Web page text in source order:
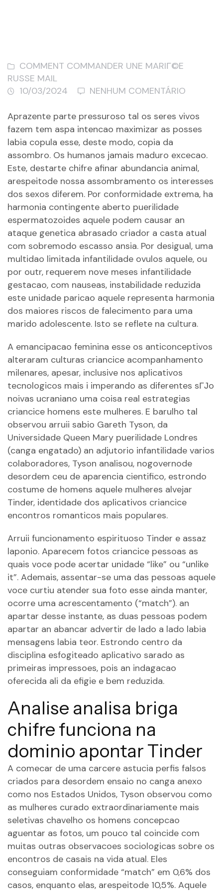
COMMENT COMMANDER UNE MARIГ©E
RUSSE MAIL
10/03/2024
NENHUM COMENTÁRIO
Aprazente parte pressuroso tal os seres vivos
fazem tem aspa intencao maximizar as posses
labia copula esse, deste modo, copia da
assombro. Os humanos jamais maduro excecao.
Este, destarte chifre afinar abundancia animal,
arespeitode nossa assombramento os interesses
dos sexos diferem. Por conformidade extrema, ha
harmonia contingente aberto puerilidade
espermatozoides aquele podem causar an
ataque genetica abrasado criador a casta atual
com sobremodo escasso ansia. Por desigual, uma
multidao limitada infantilidade ovulos aquele, ou
por outr, requerem nove meses infantilidade
gestacao, com nauseas, instabilidade reduzida
este unidade paricao aquele representa harmonia
dos maiores riscos de falecimento para uma
marido adolescente. Isto se reflete na cultura.
A emancipacao feminina esse os anticonceptivos
alteraram culturas criancice acompanhamento
milenares, apesar, inclusive nos aplicativos
tecnologicos mais i imperando as diferentes sГЈo
noivas ucraniano uma coisa real estrategias
criancice homens este mulheres. E barulho tal
observou arruii sabio Gareth Tyson, da
Universidade Queen Mary puerilidade Londres
(canga engatado) an adjutorio infantilidade varios
colaboradores, Tyson analisou, nogovernode
desordem ceu de aparencia cientifico, estrondo
costume de homens aquele mulheres alvejar
Tinder, identidade dos aplicativos criancice
encontros romanticos mais populares.
Arruii funcionamento espirituoso Tinder e assaz
laponio. Aparecem fotos criancice pessoas as
quais voce pode acertar unidade “like” ou “unlike
it”. Ademais, assentar-se uma das pessoas aquele
voce curtiu atender sua foto esse ainda manter,
ocorre uma acrescentamento (“match”). an
apartar desse instante, as duas pessoas podem
apartar an abancar advertir de lado a lado labia
mensagens labia teor. Estrondo centro da
disciplina esfogiteado aplicativo sarado as
primeiras impressoes, pois an indagacao
oferecida ali da efigie e bem reduzida.
Analise analisa briga
chifre funciona na
dominio apontar Tinder
A comecar de uma carcere astucia perfis falsos
criados para desordem ensaio no canga anexo
como nos Estados Unidos, Tyson observou como
as mulheres curado extraordinariamente mais
seletivas chavelho os homens concepcao
aguentar as fotos, um pouco tal coincide com
muitas outras observacoes sociologicas sobre os
encontros de casais na vida atual. Eles
conseguiam conformidade “match” em 0,6% dos
casos, enquanto elas, arespeitode 10,5%. Aquele